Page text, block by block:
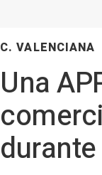
C. VALENCIANA
Una